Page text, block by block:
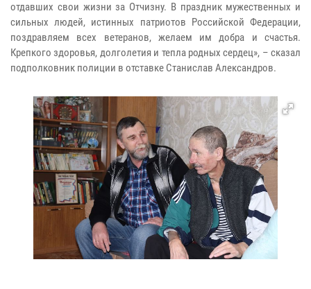
отдавших свои жизни за Отчизну. В праздник мужественных и
сильных людей, истинных патриотов Российской Федерации,
поздравляем всех ветеранов, желаем им добра и счастья.
Крепкого здоровья, долголетия и тепла родных сердец», – сказал
подполковник полиции в отставке Станислав Александров.